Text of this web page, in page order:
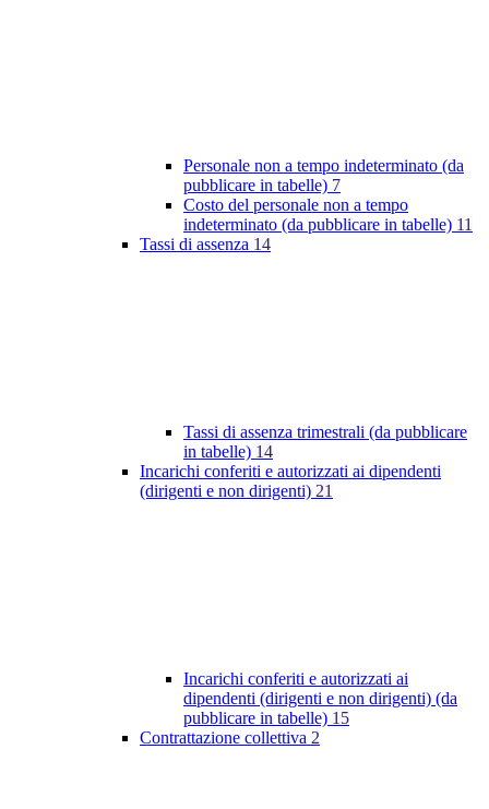
Personale non a tempo indeterminato (da
pubblicare in tabelle) 7
Costo del personale non a tempo
indeterminato (da pubblicare in tabelle) 11
Tassi di assenza 14
Tassi di assenza trimestrali (da pubblicare
in tabelle) 14
Incarichi conferiti e autorizzati ai dipendenti
(dirigenti e non dirigenti) 21
Incarichi conferiti e autorizzati ai
dipendenti (dirigenti e non dirigenti) (da
pubblicare in tabelle) 15
Contrattazione collettiva 2